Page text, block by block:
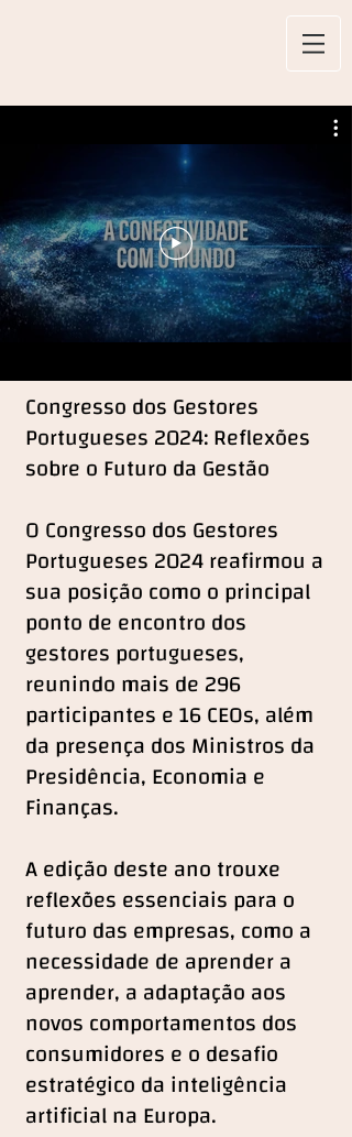
Congresso dos Gestores
Portugueses 2024: Reflexões
sobre o Futuro da Gestão
O Congresso dos Gestores
Portugueses 2024 reafirmou a
sua posição como o principal
ponto de encontro dos
gestores portugueses,
reunindo mais de 296
participantes e 16 CEOs, além
da presença dos Ministros da
Presidência, Economia e
Finanças.
A edição deste ano trouxe
reflexões essenciais para o
futuro das empresas, como a
necessidade de aprender a
aprender, a adaptação aos
novos comportamentos dos
consumidores e o desafio
estratégico da inteligência
artificial na Europa.